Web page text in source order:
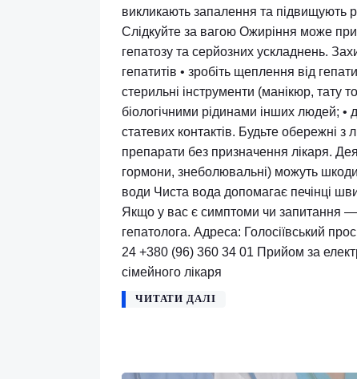
жовчовивідних шляхів. Як
Харчуйтесь збалансовано •
гостру їжу; • уникайте фастфуду
додавайте овочі, фрукти,
нежирне м’ясо, рибу, бобові; •
Відмовтесь від алкоголю Навіть
викликають запалення та
Слідкуйте за вагою Ожиріння
гепатозу та серйозних
гепатитів • зробіть щеплення
стерильні інструменти (манікюр,
біологічними рідинами інших
статевих контактів. Будьте
препарати без призначення
гормони, знеболювальні)
води Чиста вода допомагає